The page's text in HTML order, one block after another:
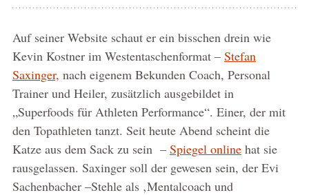
Auf seiner Website schaut er ein bisschen drein wie
Kevin Kostner im Westentaschenformat – Stefan
Saxinger, nach eigenem Bekunden Coach, Personal
Trainer und Heiler, zusätzlich ausgebildet in
„Superfoods für Athleten Performance“. Einer, der mit
den Topathleten tanzt. Seit heute Abend scheint die
Katze aus dem Sack zu sein – Spiegel onlinehat sie
rausgelassen. Saxinger soll der gewesen sein, der Evi
Sachenbacher –Stehle als ‚Mentalcoach und